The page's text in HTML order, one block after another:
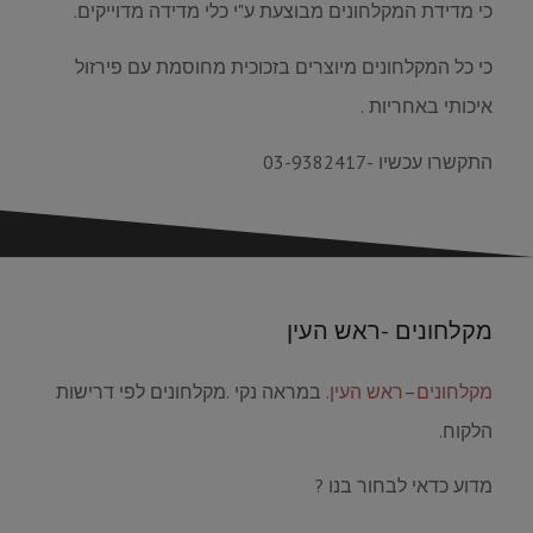
כי מדידת המקלחונים מבוצעת ע"י כלי מדידה מדוייקים.
כי כל המקלחונים מיוצרים בזכוכית מחוסמת עם פירזול
איכותי באחריות .
התקשרו עכשיו -03-9382417
מקלחונים -ראש העין
מקלחונים– ראש העין. במראה נקי .מקלחונים לפי דרישות
הלקוח.
מדוע כדאי לבחור בנו ?